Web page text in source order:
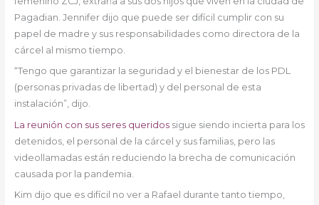
Pagadian. Jennifer dijo que puede ser difícil cumplir con su
papel de madre y sus responsabilidades como directora de la
cárcel al mismo tiempo.
“Tengo que garantizar la seguridad y el bienestar de los PDL
(personas privadas de libertad) y del personal de esta
instalación”, dijo.
La reunión con sus seres queridossigue siendo incierta para los
detenidos, el personal de la cárcel y sus familias, pero las
videollamadas están reduciendo la brecha de comunicación
causada por la pandemia.
Kim dijo que es difícil no ver a Rafael durante tanto tiempo,